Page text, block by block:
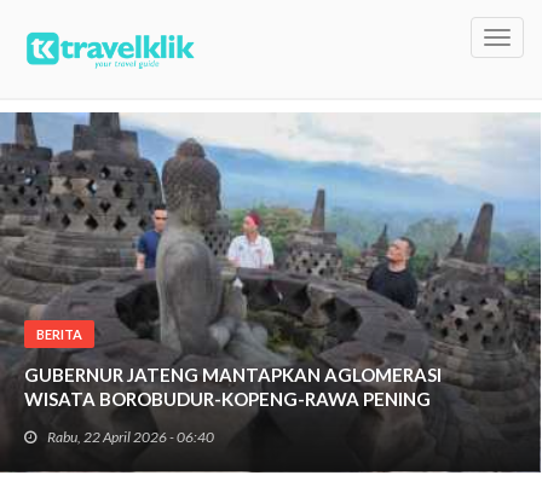
BERITA
GUBERNUR JATENG MANTAPKAN AGLOMERASI
WISATA BOROBUDUR-KOPENG-RAWA PENING
Rabu, 22 April 2026 - 06:40